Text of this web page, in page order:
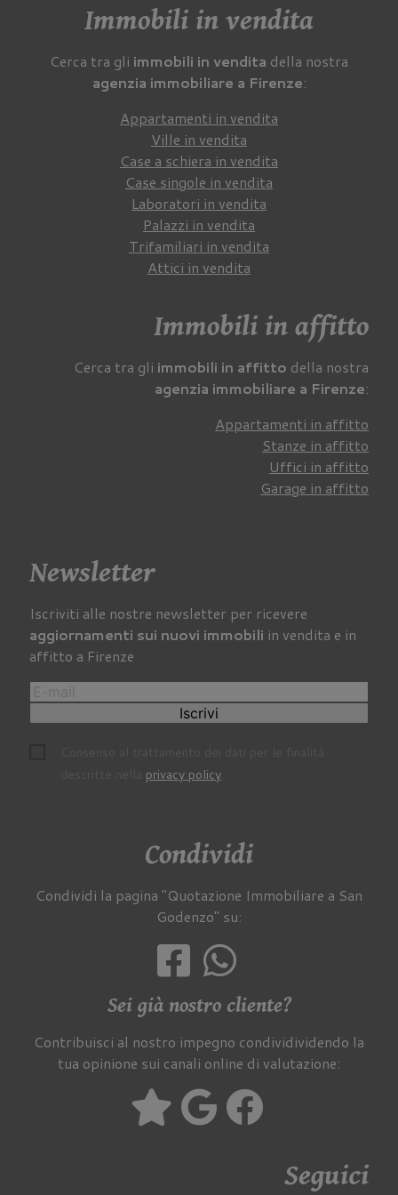
Immobili in vendita
Cerca tra gli immobili in vendita della nostra
agenzia immobiliare a Firenze:
Appartamenti in vendita
Ville in vendita
Case a schiera in vendita
Case singole in vendita
Laboratori in vendita
Palazzi in vendita
Trifamiliari in vendita
Attici in vendita
Immobili in affitto
Cerca tra gli immobili in affitto della nostra
agenzia immobiliare a Firenze:
Appartamenti in affitto
Stanze in affitto
Uffici in affitto
Garage in affitto
Newsletter
Iscriviti alle nostre newsletter per ricevere
aggiornamenti sui nuovi immobili in vendita e in
affitto a Firenze
Iscrivi
privacy policy.
Condividi
Condividi la pagina "Quotazione Immobiliare a San
Godenzo" su:
Sei già nostro cliente?
Contribuisci al nostro impegno condividividendo la
tua opinione sui canali online di valutazione:
Seguici